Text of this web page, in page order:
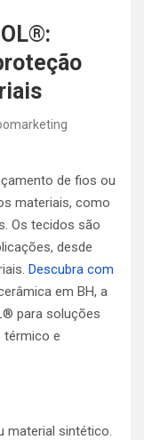
de fios ou
materiais, como
Os tecidos são
desde
Descubra com
em BH, a
para soluções
térmico e
material sintético.